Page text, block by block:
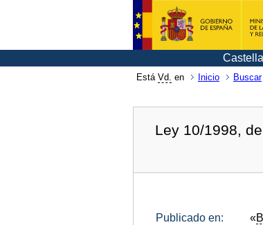
Está Vd. en Inicio Buscar
Ley 10/1998,
Publicado en: «